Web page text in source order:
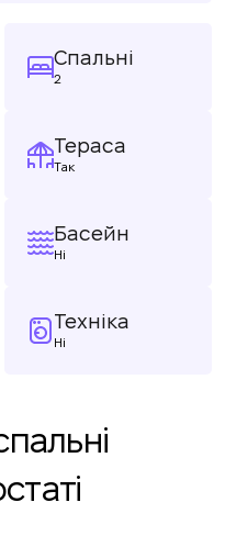
Спальні
2
Тераса
Так
Басейн
Ні
Техніка
Ні